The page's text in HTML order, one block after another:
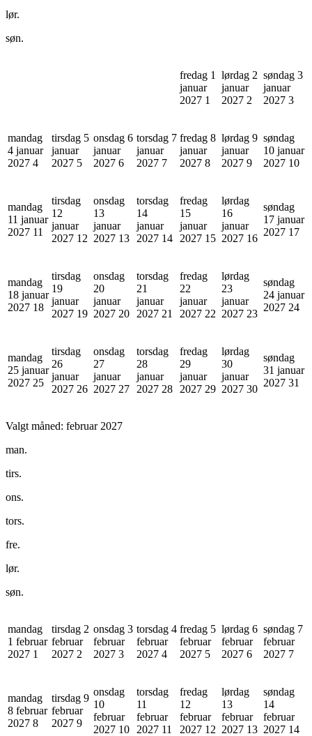
lør.
søn.
fredag 1
januar
2027 1
lørdag 2
januar
2027 2
søndag 3
januar
2027 3
mandag
4 januar
2027 4
tirsdag 5
januar
2027 5
onsdag 6
januar
2027 6
torsdag 7
januar
2027 7
fredag 8
januar
2027 8
lørdag 9
januar
2027 9
søndag
10 januar
2027 10
mandag
11 januar
2027 11
tirsdag
12
januar
2027 12
onsdag
13
januar
2027 13
torsdag
14
januar
2027 14
fredag
15
januar
2027 15
lørdag
16
januar
2027 16
søndag
17 januar
2027 17
mandag
18 januar
2027 18
tirsdag
19
januar
2027 19
onsdag
20
januar
2027 20
torsdag
21
januar
2027 21
fredag
22
januar
2027 22
lørdag
23
januar
2027 23
søndag
24 januar
2027 24
mandag
25 januar
2027 25
tirsdag
26
januar
2027 26
onsdag
27
januar
2027 27
torsdag
28
januar
2027 28
fredag
29
januar
2027 29
lørdag
30
januar
2027 30
søndag
31 januar
2027 31
Valgt måned: februar 2027
man.
tirs.
ons.
tors.
fre.
lør.
søn.
mandag
1 februar
2027 1
tirsdag 2
februar
2027 2
onsdag 3
februar
2027 3
torsdag 4
februar
2027 4
fredag 5
februar
2027 5
lørdag 6
februar
2027 6
søndag 7
februar
2027 7
mandag
8 februar
2027 8
tirsdag 9
februar
2027 9
onsdag
10
februar
2027 10
torsdag
11
februar
2027 11
fredag
12
februar
2027 12
lørdag
13
februar
2027 13
søndag
14
februar
2027 14